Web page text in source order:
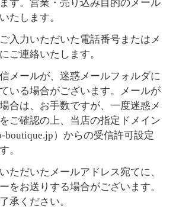
す。営業・売り込み目的のメール
たします。
入力いただいた電話番号またはメ
ご連絡いたします。
メールが、迷惑メールフォルダに
いる場合がございます。メールが
合は、お手数ですが、一度迷惑メ
ご確認の上、当店の指定ドメイン
boutique.jp）からの受信許可設定
。
ただいたメールアドレス宛てに、
をお送りする場合がございます。
承ください。